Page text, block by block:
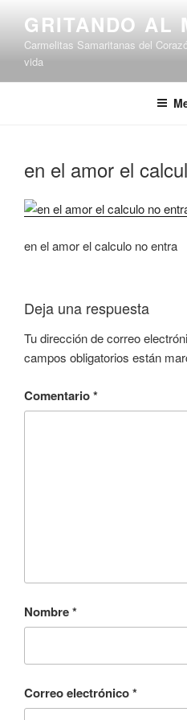
contenido
GRITANDO AL
Carmelitas Samaritanas del
vida
en el amor el
en el amor el calculo no entra
Deja una respuesta
Tu dirección de correo
campos obligatorios están
Comentario*
Nombre*
Correo electrónico*